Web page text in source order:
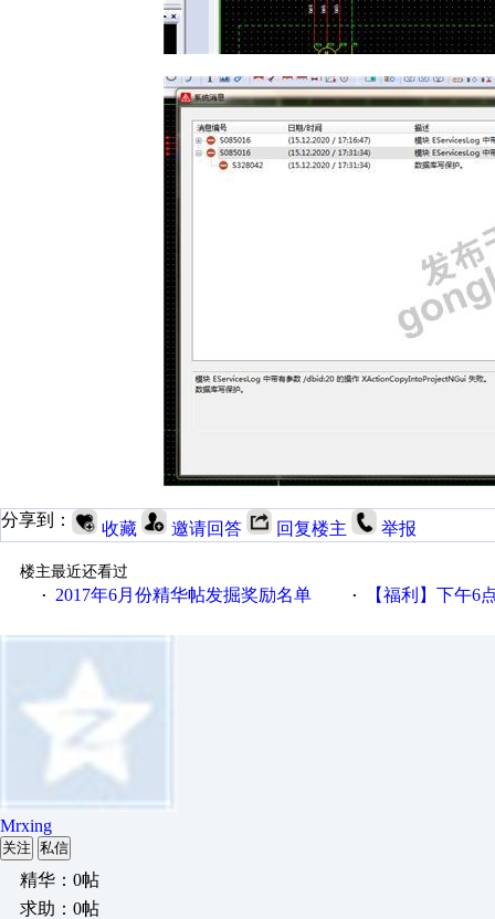
分享到： 收藏 邀请回答 回复楼主 举报
楼主最近还看过
·
2017年6月份精华帖发掘奖励名单 · 【福利】下午6点论坛大
Mrxing
关注 私信
精华：0帖
求助：0帖